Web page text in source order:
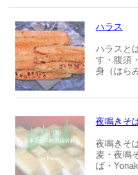
ハラス
ハラスと
す・腹須
身（はら
夜鳴きそ
夜鳴きそ
麦・夜鳴
ば・